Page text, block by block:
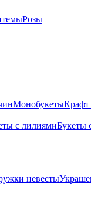
Розы
МонобукетыКрафт
с лилиямиБукеты
невесты